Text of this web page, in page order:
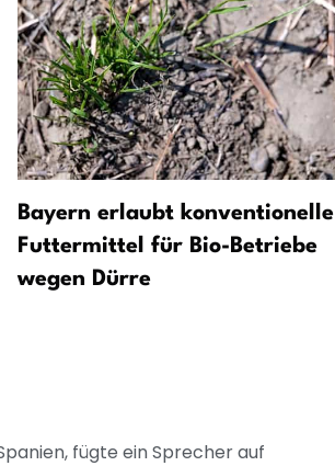
Bayern erlaubt konventionelle
Futtermittel für Bio-Betriebe
wegen Dürre
fügte ein Sprecher auf